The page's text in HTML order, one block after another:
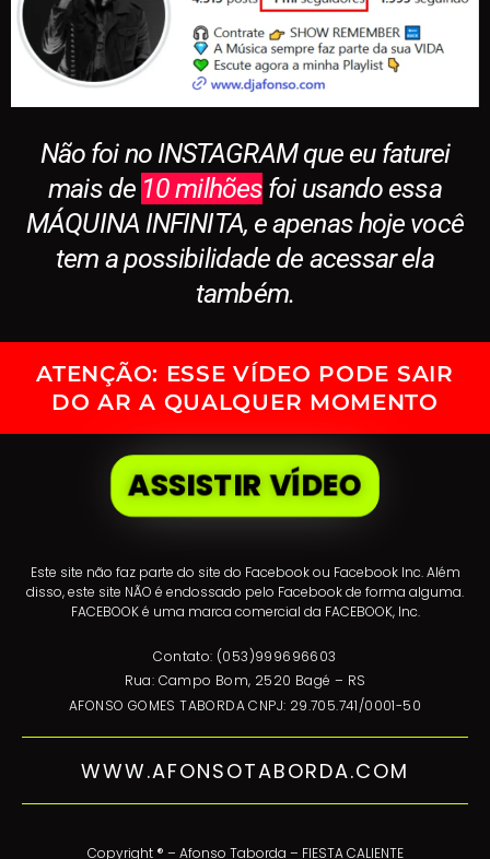
Não foi no INSTAGRAM que eu faturei
mais de 10 milhões foi usando essa
MÁQUINA INFINITA, e apenas hoje você
tem a possibilidade de acessar ela
também.
ATENÇÃO: ESSE VÍDEO PODE SAIR
DO AR A QUALQUER MOMENTO
ASSISTIR VÍDEO
Este site não faz parte do site do Facebook ou Facebook Inc. Além
disso, este site NÃO é endossado pelo Facebook de forma alguma.
FACEBOOK é uma marca comercial da FACEBOOK, Inc.
Contato: (053)999696603
Rua: Campo Bom, 2520 Bagé – RS
AFONSO GOMES TABORDA CNPJ: 29.705.741/0001-50
WWW.AFONSOTABORDA.COM
Copyright ® – Afonso Taborda – FIESTA CALIENTE